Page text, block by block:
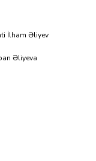
İlham Əliyev
Əliyeva